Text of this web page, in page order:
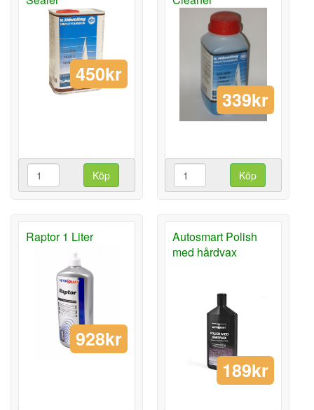
450kr
Köp
339kr
Köp
Raptor 1 Liter
928kr
Autosmart Polish
med hårdvax
189kr